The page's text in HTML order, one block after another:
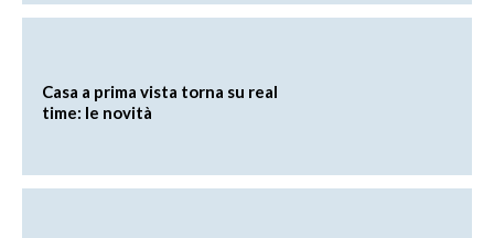
Casa a prima vista torna su real
time: le novità